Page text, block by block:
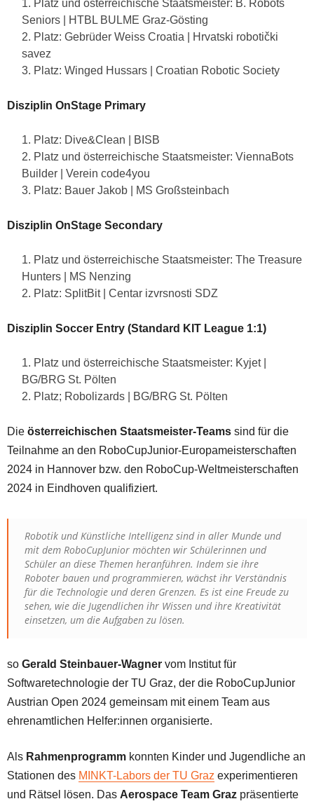
Platz und österreichische Staatsmeister: B. Robots
Seniors | HTBL BULME Graz-Gösting
2. Platz: Gebrüder Weiss Croatia | Hrvatski robotički
savez
3. Platz: Winged Hussars | Croatian Robotic Society
Disziplin OnStage Primary
Platz: Dive&Clean | BISB
Platz und österreichische Staatsmeister: ViennaBots
Builder | Verein code4you
Platz: Bauer Jakob | MS Großsteinbach
Disziplin OnStage Secondary
Platz und österreichische Staatsmeister: The Treasure
Hunters | MS Nenzing
Platz: SplitBit | Centar izvrsnosti SDZ
Disziplin Soccer Entry (Standard KIT League 1:1)
Platz und österreichische Staatsmeister: Kyjet |
BG/BRG St. Pölten
2. Platz; Robolizards | BG/BRG St. Pölten
Die österreichischen Staatsmeister-Teams sind für die
Teilnahme an den RoboCupJunior-Europameisterschaften
2024 in Hannover bzw. den RoboCup-Weltmeisterschaften
2024 in Eindhoven qualifiziert.
Robotik und Künstliche Intelligenz sind in aller Munde und
mit dem RoboCupJunior möchten wir Schülerinnen und
Schüler an diese Themen heranführen. Indem sie ihre
Roboter bauen und programmieren, wächst ihr Verständnis
für die Technologie und deren Grenzen. Es ist eine Freude zu
sehen, wie die Jugendlichen ihr Wissen und ihre Kreativität
einsetzen, um die Aufgaben zu lösen.
so Gerald Steinbauer-Wagner vom Institut für
Softwaretechnologie der TU Graz, der die RoboCupJunior
Austrian Open 2024 gemeinsam mit einem Team aus
ehrenamtlichen Helfer:innen organisierte.
Als Rahmenprogramm konnten Kinder und Jugendliche an
Stationen des MINKT-Labors der TU Graz experimentieren
und Rätsel lösen. Das Aerospace Team Graz präsentierte